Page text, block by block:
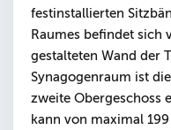
festinstallierten
Raumes befindet sich
gestalteten Wand der
Synagogenraum ist
zweite Obergeschoss
kann von maximal